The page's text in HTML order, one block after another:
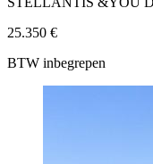
25.350 €
BTW inbegrepen